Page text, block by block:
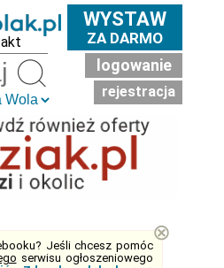
WYSTAW
ZA DARMO
logowanie
rejestracja
Jeśli chcesz pomóc
serwisu ogłoszeniowego
⊗